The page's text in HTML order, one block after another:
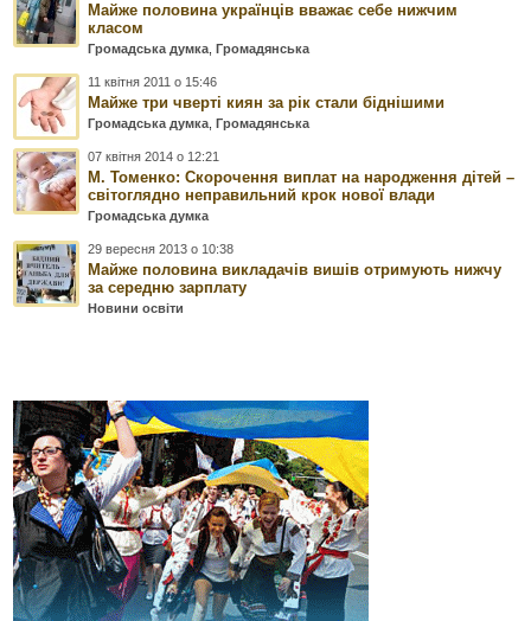
Майже половина українців вважає себе нижчим
класом
Громадська думка, Громадянська
11 квітня 2011 о 15:46
Майже три чверті киян за рік стали біднішими
Громадська думка, Громадянська
07 квітня 2014 о 12:21
М. Томенко: Скорочення виплат на народження дітей –
світоглядно неправильний крок нової влади
Громадська думка
29 вересня 2013 о 10:38
Майже половина викладачів вишів отримують нижчу
за середню зарплату
Новини освіти